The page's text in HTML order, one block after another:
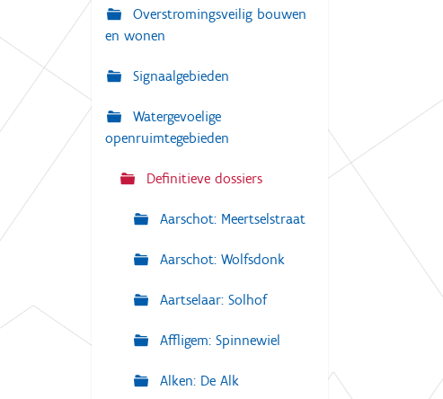
t
i
e
Overstromingsveilig bouwen
en wonen
Signaalgebieden
Watergevoelige
openruimtegebieden
Definitieve dossiers
Aarschot: Meertselstraat
Aarschot: Wolfsdonk
Aartselaar: Solhof
Affligem: Spinnewiel
Alken: De Alk